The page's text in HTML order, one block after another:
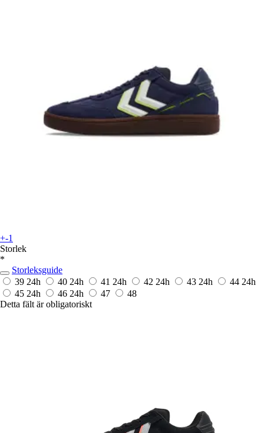
+-1
Storlek
*
Storleksguide
39 24h 40 24h 41 24h 42 24h 43 24h 44 24h
45 24h 46 24h 47
48
Detta fält är obligatoriskt